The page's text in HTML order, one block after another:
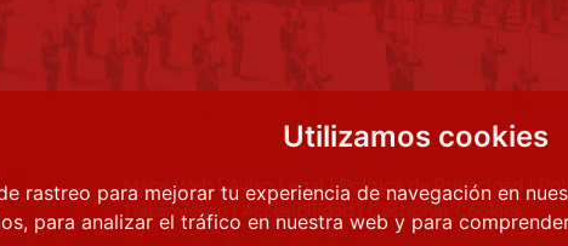
Utilizamos cookies
rastreo para mejorar tu experiencia de navegación en
para analizar el tráfico en nuestra web y para
Mapa Web|Aviso Legal|Política de Privacidad |
Tratamiento
Accesibilidad Gestionar Cookies